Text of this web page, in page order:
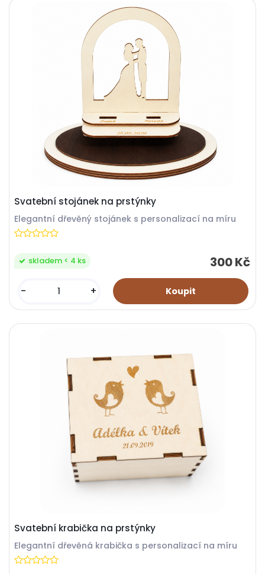
Svatební stojánek na prstýnky
Elegantní dřevěný stojánek s personalizací na míru
300 Kč
skladem < 4 ks
- +
Svatební krabička na prstýnky
Elegantní dřevěná krabička s personalizací na míru